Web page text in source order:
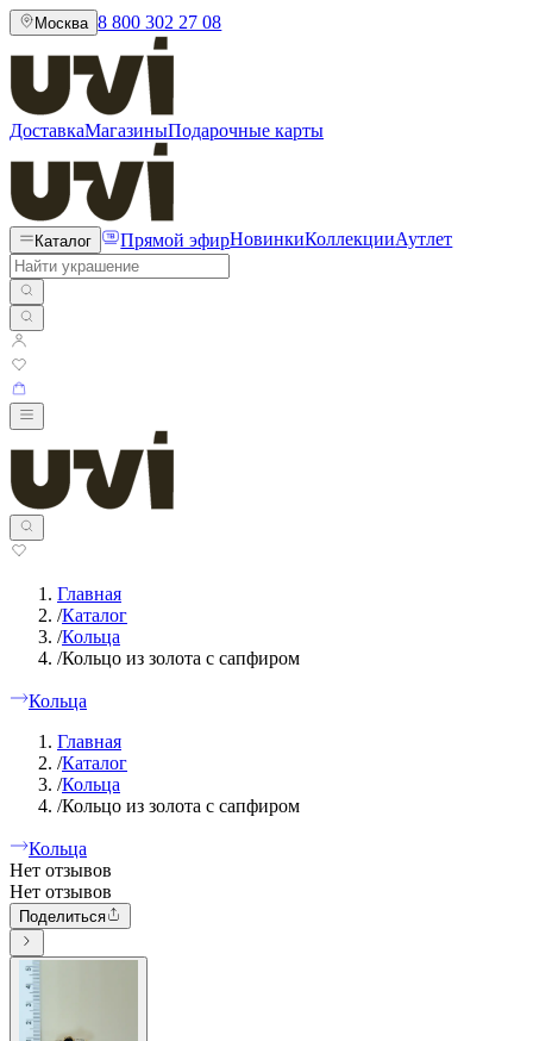
Москва 8 800 302 27 08
ДоставкаМагазиныПодарочные карты
Каталог Прямой эфирНовинкиКоллекцииАутлет
Главная
/Каталог
/Кольца
/Кольцо из золота с сапфиром
Кольца
Главная
/Каталог
/Кольца
/Кольцо из золота с сапфиром
Кольца
Нет отзывов
Нет отзывов
Поделиться